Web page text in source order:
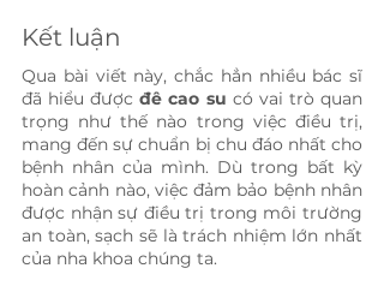
Kết luận
Qua bài viết này, chắc hẳn nhiều bác sĩ
đã hiểu được đê cao su có vai trò quan
trọng như thế nào trong việc điều trị,
mang đến sự chuẩn bị chu đáo nhất cho
bệnh nhân của mình. Dù trong bất kỳ
hoàn cảnh nào, việc đảm bảo bệnh nhân
được nhận sự điều trị trong môi trường
an toàn, sạch sẽ là trách nhiệm lớn nhất
của nha khoa chúng ta.